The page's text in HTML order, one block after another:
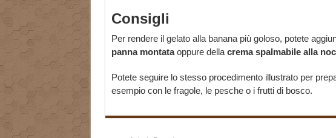
Consigli
Per rendere il gelato alla banana più goloso, potete
panna montataoppure della crema spalmabile alla
Potete seguire lo stesso procedimento illustrato per
esempio con le fragole, le pesche o i frutti di bosco.